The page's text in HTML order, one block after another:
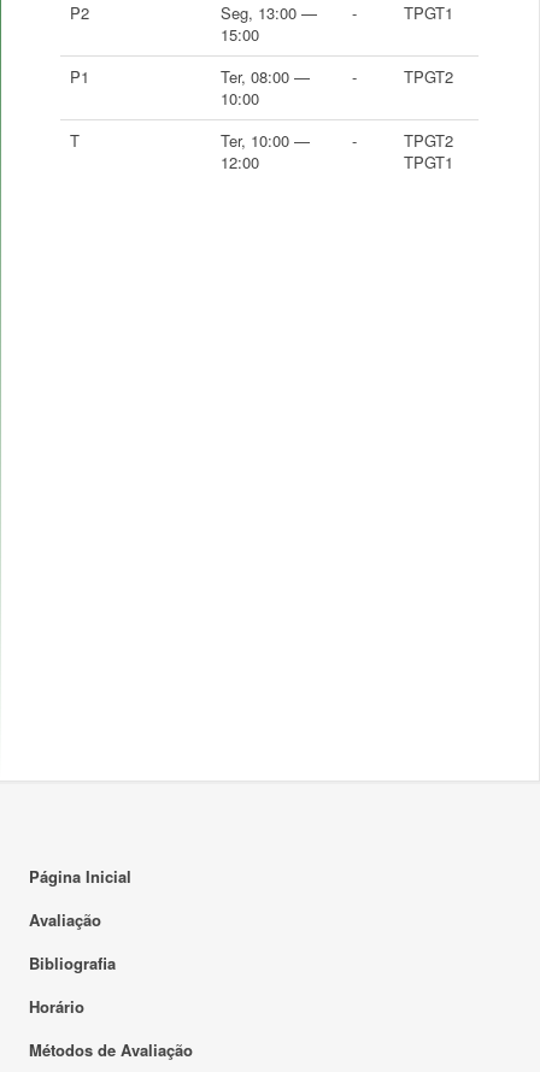
P2
Seg, 13:00 —
15:00
- TPGT1
P1
Ter, 08:00 —
10:00
- TPGT2
T
Ter, 10:00 —
12:00
-
TPGT2
TPGT1
Página Inicial
Avaliação
Bibliografia
Horário
Métodos de Avaliação